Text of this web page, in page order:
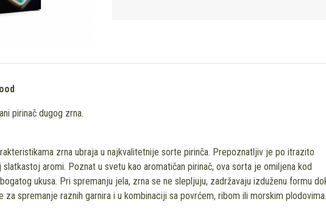
pirinač dugog zrna.
zrna ubraja u najkvalitetnije sorte pirinča. Prepoznatljiv je po itrazito
aromi. Poznat u svetu kao aromatičan pirinač, ova sorta je omiljena kod
ukusa. Pri spremanju jela, zrna se ne slepljuju, zadržavaju izduženu formu
za spremanje raznih garnira i u kombinaciji sa povrćem, ribom ili morskim plodovima.